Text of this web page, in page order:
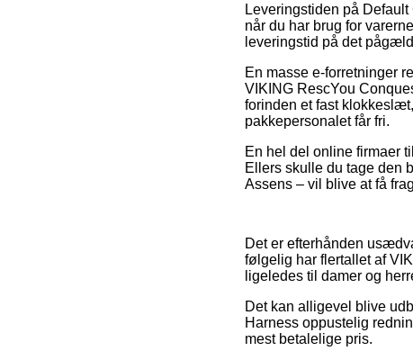
Leveringstiden på
når du har brug for
leveringstid på det
En masse e-forretninger
VIKING RescYou
forinden et fast
pakkepersonalet får fri.
En hel del online firmaer
Ellers skulle du tage den
Assens – vil blive at få
Det er efterhånden
følgelig har flertallet af
ligeledes til damer og
Det kan alligevel blive
Harness oppustelig
mest betalelige pris.